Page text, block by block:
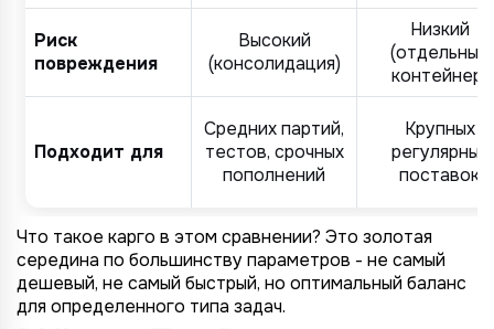
Риск
повреждения
Высокий
(консолидация)
Низкий
(отдельный
контейнер)
Подходит для
Средних партий,
тестов, срочных
пополнений
Крупных
регулярных
поставок
Что такое карго в этом сравнении? Это золотая
середина по большинству параметров - не самый
дешевый, не самый быстрый, но оптимальный баланс
для определенного типа задач.